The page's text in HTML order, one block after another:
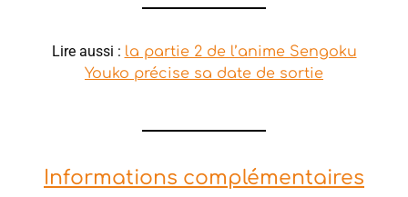
Lire aussi : la partie 2 de l’anime Sengoku
Youko précise sa date de sortie
Informations complémentaires